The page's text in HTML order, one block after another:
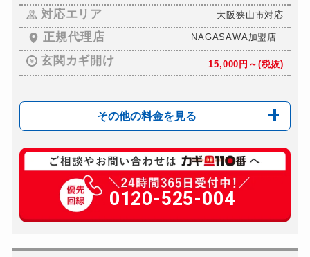
対応エリア 大阪狭山市対応
正規代理店 NAGASAWA加盟店
玄関カギ開け 15,000円～(税抜)
その他の料金を見る
玄関カギ複製 550円(税込)～
玄関カギ開け 15,000円～(税抜)
玄関カギ修理 別途お見積り
0120-525-004